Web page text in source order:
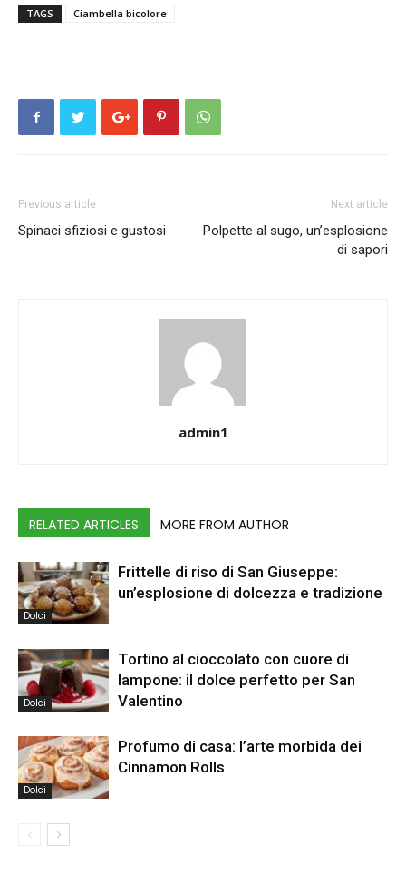
TAGS Ciambella bicolore
Previous article
Spinaci sfiziosi e gustosi
Next article
Polpette al sugo, un’esplosione
di sapori
admin1
RELATED ARTICLES MORE FROM AUTHOR
Dolci
Frittelle di riso di San Giuseppe:
un’esplosione di dolcezza e tradizione
Dolci
Tortino al cioccolato con cuore di
lampone: il dolce perfetto per San
Valentino
Dolci
Profumo di casa: l’arte morbida dei
Cinnamon Rolls